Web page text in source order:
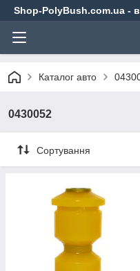
Shop-PolyBush.com.ua -
Каталог авто
0430052
Сортування